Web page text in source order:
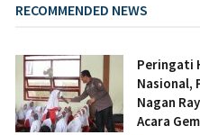
RECOMMENDED NEWS
Peringati
Nasional,
Nagan
Acara